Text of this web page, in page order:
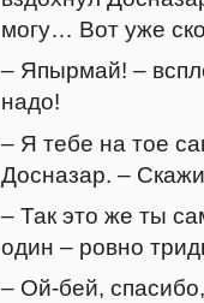
могу… Вот уже
– Япырмай! –
надо!
– Я тебе на тое
Досназар. –
– Так это же ты
один – ровно
– Ой-бей,